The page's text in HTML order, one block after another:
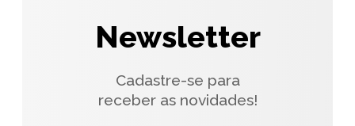
Newsletter
Cadastre-se para
receber as novidades!